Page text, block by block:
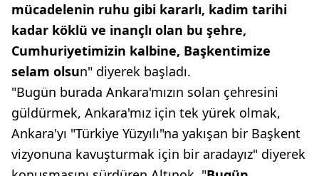
mücadelenin ruhu gibi kararlı, kadim tarihi
kadar köklü ve inançlı olan bu şehre,
Cumhuriyetimizin kalbine, Başkentimize
selam olsun" diyerek başladı.
"Bugün burada Ankara'mızın solan çehresini
güldürmek, Ankara'mız için tek yürek olmak,
Ankara'yı "Türkiye Yüzyılı"na yakışan bir Başkent
vizyonuna kavuşturmak için bir aradayız" diyerek